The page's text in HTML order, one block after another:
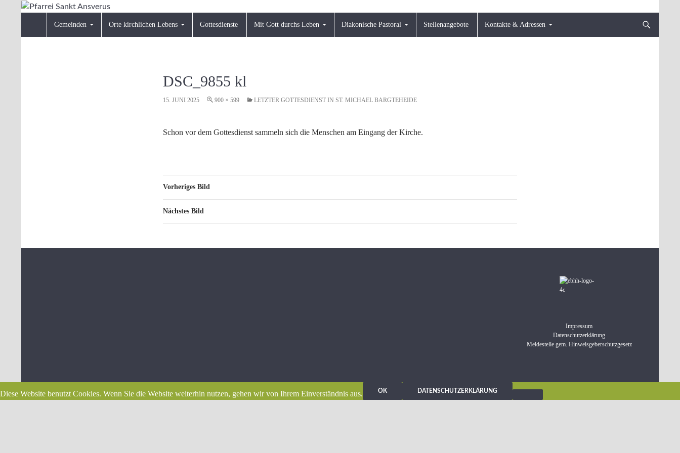
Pfarrei Sankt Ansverus
Gemeinden Orte kirchlichen Lebens Gottesdienste Mit Gott durchs Leben Diakonische Pastoral Stellenangebote Kontakte & Adressen
DSC_9855 kl
15. JUNI 2025 900 × 599 LETZTER GOTTESDIENST IN ST. MICHAEL BARGTEHEIDE
Schon vor dem Gottesdienst sammeln sich die Menschen am Eingang der Kirche.
Vorheriges Bild
Nächstes Bild
Impressum
Datenschutzerklärung
Meldestelle gem. Hinweisgeberschutzgesetz
Diese Website benutzt Cookies. Wenn Sie die Website weiterhin nutzen, gehen wir von Ihrem Einverständnis aus. OK DATENSCHUTZERKLÄRUNG